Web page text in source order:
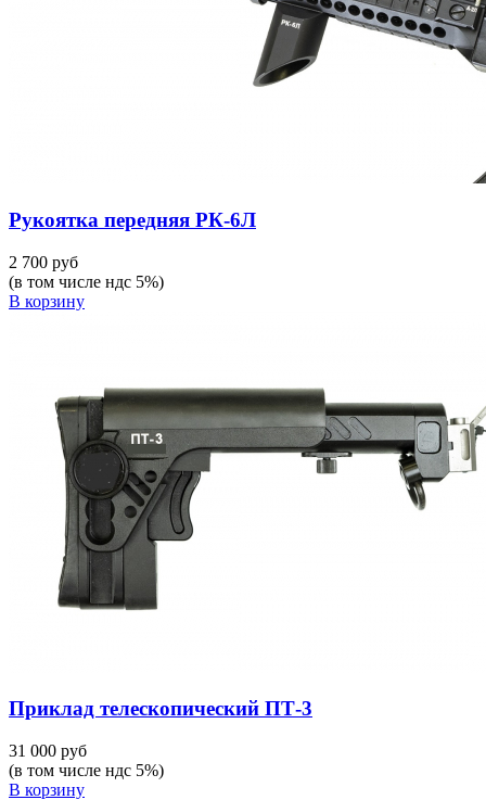
Рукоятка передняя РК-6Л
2 700 руб
(в том числе ндс 5%)
В корзину
Приклад телескопический ПТ-3
31 000 руб
(в том числе ндс 5%)
В корзину